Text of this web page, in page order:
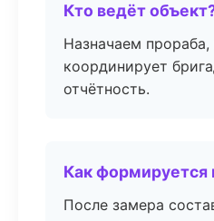
Кто ведёт
Назначаем
координирует
отчётность.
Как формируется
После замера